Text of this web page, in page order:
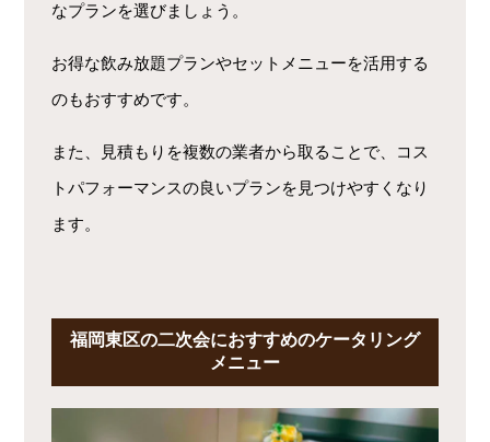
なプランを選びましょう。
お得な飲み放題プランやセットメニューを活用する
のもおすすめです。
また、見積もりを複数の業者から取ることで、コス
トパフォーマンスの良いプランを見つけやすくなり
ます。
福岡東区の二次会におすすめのケータリング
メニュー